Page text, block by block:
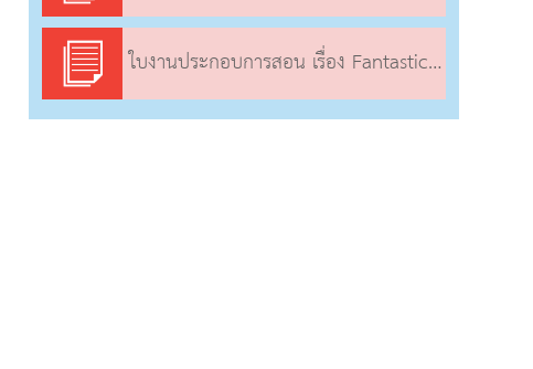
ใบงานประกอบการสอน เรื่อง Fantastic TV Programs (1)